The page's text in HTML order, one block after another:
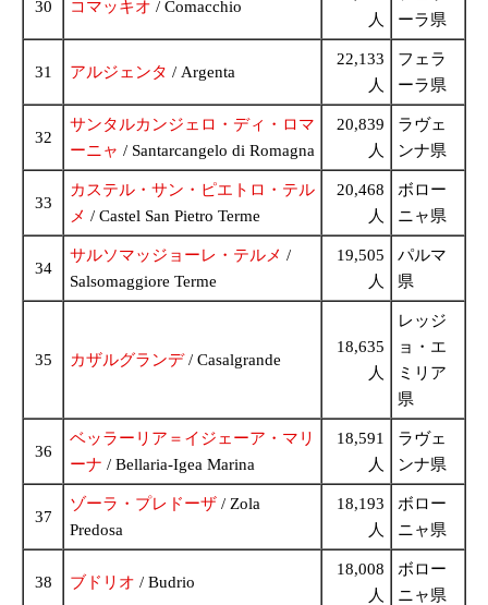
30 コマッキオ / Comacchio
人
ーラ県
31 アルジェンタ / Argenta
22,133
人
フェラ
ーラ県
32
サンタルカンジェロ・ディ・ロマ
ーニャ / Santarcangelo di Romagna
20,839
人
ラヴェ
ンナ県
33
カステル・サン・ピエトロ・テル
メ / Castel San Pietro Terme
20,468
人
ボロー
ニャ県
34
サルソマッジョーレ・テルメ /
Salsomaggiore Terme
19,505
人
パルマ
県
35 カザルグランデ/ Casalgrande
18,635
人
レッジ
ョ・エ
ミリア
県
36
ベッラーリア＝イジェーア・マリ
ーナ / Bellaria-Igea Marina
18,591
人
ラヴェ
ンナ県
37
ゾーラ・プレドーザ / Zola
Predosa
18,193
人
ボロー
ニャ県
38 ブドリオ / Budrio
18,008
人
ボロー
ニャ県